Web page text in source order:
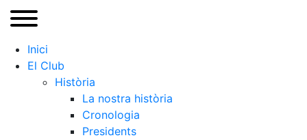
Inici
El Club
Història
La nostra història
Cronologia
Presidents